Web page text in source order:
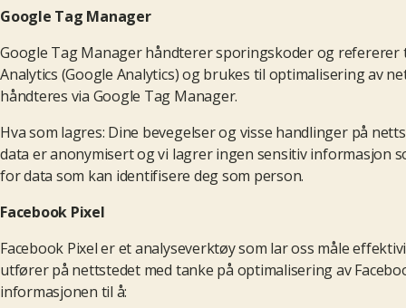
Google Tag Manager
Google Tag Manager håndterer sporingskoder og
Analytics (Google Analytics) og brukes til optimalisering av
håndteres via Google Tag Manager.
Hva som lagres: Dine bevegelser og visse handlinger på
data er anonymisert og vi lagrer ingen sensitiv informasjon
for data som kan identifisere deg som person.
Facebook Pixel
Facebook Pixel er et analyseverktøy som lar oss måle
utfører på nettstedet med tanke på optimalisering av
informasjonen til å: